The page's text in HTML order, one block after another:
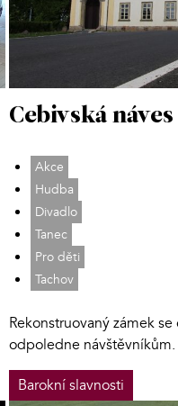
Cebivská náves
Akce
Hudba
Divadlo
Tanec
Pro děti
Tachov
Rekonstruovaný zámek
odpoledne návštěvníkům.
Barokní slavnosti